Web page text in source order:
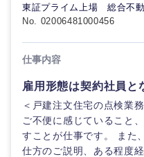
東証プライム上場 総合不
No. 02006481000456
仕事内容
雇用形態は契約社員と
＜戸建注文住宅の点検業
ご不便に感じていること
すことが仕事です。 また
仕方のご説明、ある程度